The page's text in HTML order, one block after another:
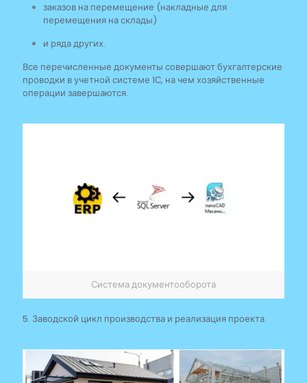
заказов на перемещение (накладные для
перемещения на склады)
и ряда других.
Все перечисленные документы совершают бухгалтерские
проводки в учетной системе 1С, на чем хозяйственные
операции завершаются.
Система документооборота
5. Заводской цикл производства и реализация проекта.